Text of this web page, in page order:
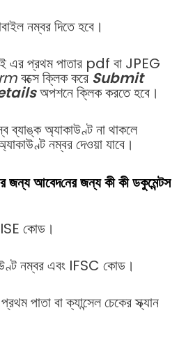
নম্বর দিতে হবে।
এর প্রথম পাতার pdf বা JPEG
বক্সে ক্লিক করে Submit
অপশনে ক্লিক করতে হবে।
ব্যাঙ্ক অ্যাকাউণ্ট না থাকলে
নম্বর দেওয়া যাবে।
আবেদনের জন্য কী কী ডকুমেন্টস
কোড।
নম্বর এবং IFSC কোড।
পাতা বা ক্যান্সেল চেকের স্ক্যান